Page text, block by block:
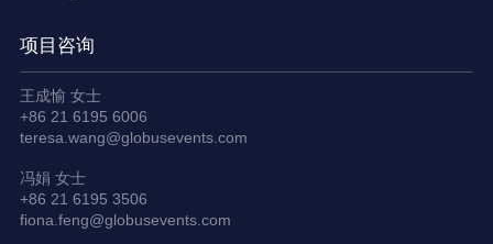
项目咨询
王成愉 女士
+86 21 6195 6006
teresa.wang@globusevents.com
冯娟 女士
+86 21 6195 3506
fiona.feng@globusevents.com